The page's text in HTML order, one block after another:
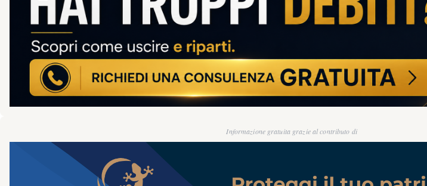
Informazione gratuita grazie al contributo di